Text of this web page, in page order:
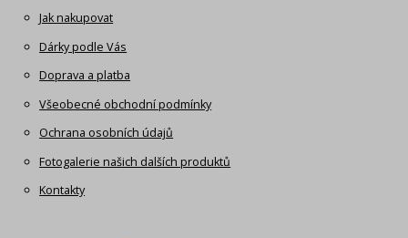
Jak nakupovat
Dárky podle Vás
Doprava a platba
Všeobecné obchodní podmínky
Ochrana osobních údajů
Fotogalerie našich dalších produktů
Kontakty